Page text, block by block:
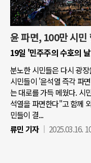
윤 파면, 100만 시
19일 '민주주의 수호의
분노한 시민들은 다시 광
시민들이 '윤석열 즉각 파
는 대로를 가득 메웠다. 시
석열을 파면한다"고 함께
민들이 결...
류민 기자
2025.03.16.